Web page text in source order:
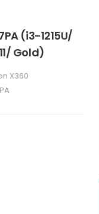
(i3-1215U/
Gold)
X360